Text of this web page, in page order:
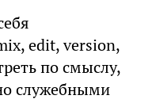
edit, version,
по смыслу,
служебными